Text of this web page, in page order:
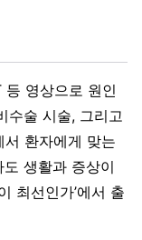
영상으로 원인
수술 시술, 그리고
환자에게 맞는
생활과 증상이
최선인가’에서 출